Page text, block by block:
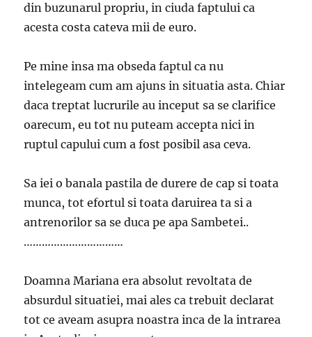
din buzunarul propriu, in ciuda faptului ca
acesta costa cateva mii de euro.
Pe mine insa ma obseda faptul ca nu
intelegeam cum am ajuns in situatia asta. Chiar
daca treptat lucrurile au inceput sa se clarifice
oarecum, eu tot nu puteam accepta nici in
ruptul capului cum a fost posibil asa ceva.
Sa iei o banala pastila de durere de cap si toata
munca, tot efortul si toata daruirea ta si a
antrenorilor sa se duca pe apa Sambetei..
……………………………
Doamna Mariana era absolut revoltata de
absurdul situatiei, mai ales ca trebuit declarat
tot ce aveam asupra noastra inca de la intrarea